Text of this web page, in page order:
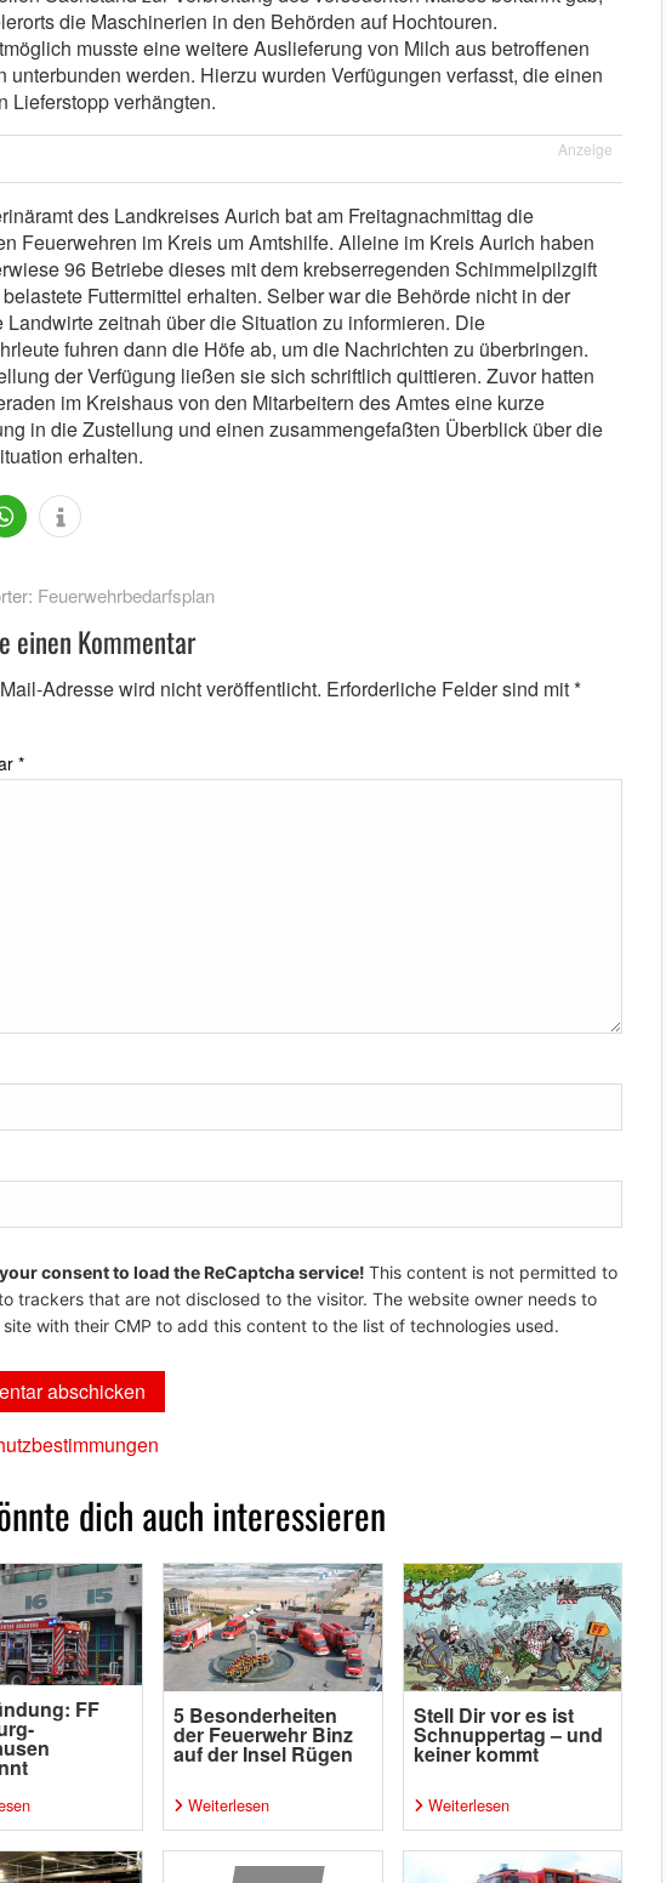
die Maschinerien in den Behörden auf Hochtouren.
musste eine weitere Auslieferung von Milch aus betroffenen
unterbunden werden. Hierzu wurden Verfügungen verfasst, die einen
Lieferstopp verhängten.
Anzeige
des Landkreises Aurich bat am Freitagnachmittag die
Feuerwehren im Kreis um Amtshilfe. Alleine im Kreis Aurich haben
96 Betriebe dieses mit dem krebserregenden Schimmelpilzgift
Futtermittel erhalten. Selber war die Behörde nicht in der
Landwirte zeitnah über die Situation zu informieren. Die
fuhren dann die Höfe ab, um die Nachrichten zu überbringen.
der Verfügung ließen sie sich schriftlich quittieren. Zuvor hatten
im Kreishaus von den Mitarbeitern des Amtes eine kurze
in die Zustellung und einen zusammengefaßten Überblick über die
erhalten.
Feuerwehrbedarfsplan
einen Kommentar
Adresse wird nicht veröffentlicht. Erforderliche Felder sind mit*
*
consent to load the ReCaptcha service! This content is not permitted to
trackers that are not disclosed to the visitor. The website owner needs to
with their CMP to add this content to the list of technologies used.
dich auch interessieren
FF 5 Besonderheiten
der Feuerwehr Binz
auf der Insel Rügen
Weiterlesen
Stell Dir vor es ist
Schnuppertag – und
keiner kommt
Weiterlesen